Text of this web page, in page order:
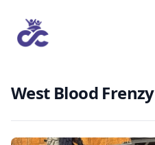
West Blood Frenzy